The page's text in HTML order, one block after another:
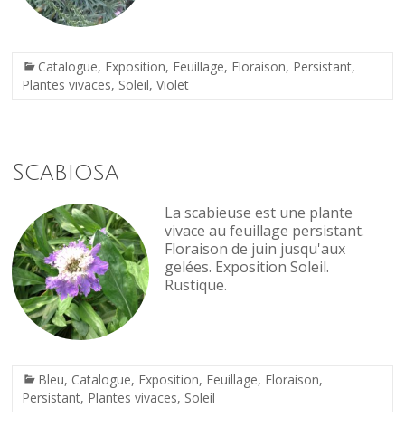
Catalogue, Exposition, Feuillage, Floraison, Persistant,
Plantes vivaces, Soleil,Violet
Scabiosa
La scabieuse est une plante
vivace au feuillage persistant.
Floraison de juin jusqu'aux
gelées. Exposition Soleil.
Rustique.
Bleu, Catalogue, Exposition, Feuillage, Floraison,
Persistant, Plantes vivaces, Soleil